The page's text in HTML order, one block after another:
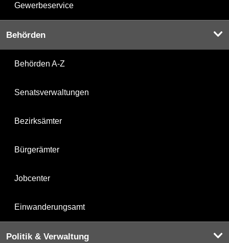
Gewerbeservice
Behörden
Behörden A-Z
Senatsverwaltungen
Bezirksämter
Bürgerämter
Jobcenter
Einwanderungsamt
Politik & Verwaltung